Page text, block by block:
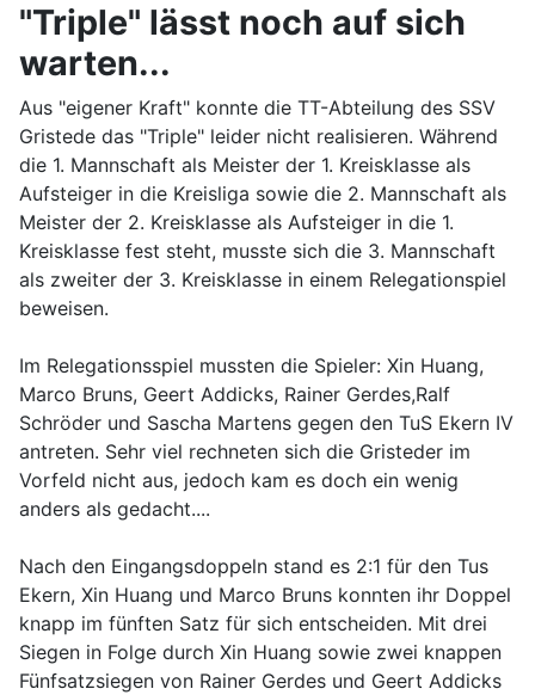
"Triple" lässt noch auf sich
warten...
Aus "eigener Kraft" konnte die TT-Abteilung des SSV
Gristede das "Triple" leider nicht realisieren. Während
die 1. Mannschaft als Meister der 1. Kreisklasse als
Aufsteiger in die Kreisliga sowie die 2. Mannschaft als
Meister der 2. Kreisklasse als Aufsteiger in die 1.
Kreisklasse fest steht, musste sich die 3. Mannschaft
als zweiter der 3. Kreisklasse in einem Relegationspiel
beweisen.
Im Relegationsspiel mussten die Spieler: Xin Huang,
Marco Bruns, Geert Addicks, Rainer Gerdes,Ralf
Schröder und Sascha Martens gegen den TuS Ekern IV
antreten. Sehr viel rechneten sich die Gristeder im
Vorfeld nicht aus, jedoch kam es doch ein wenig
anders als gedacht....
Nach den Eingangsdoppeln stand es 2:1 für den Tus
Ekern, Xin Huang und Marco Bruns konnten ihr Doppel
knapp im fünften Satz für sich entscheiden. Mit drei
Siegen in Folge durch Xin Huang sowie zwei knappen
Fünfsatzsiegen von Rainer Gerdes und Geert Addicks